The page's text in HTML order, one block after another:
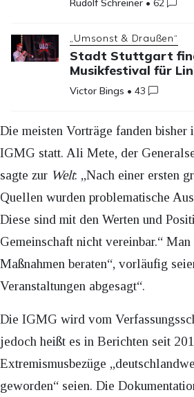
Rudolf Schreiner •62
„Umsonst & Draußen“
Stadt Stuttgart
Musikfestival für
Victor Bings •43
Die meisten Vorträge fanden bisher
IGMG statt. Ali Mete, der
sagte zur Welt: „Nach einer ersten
Quellen wurden problematische
Diese sind mit den Werten und
Gemeinschaft nicht vereinbar.“
Maßnahmen beraten“, vorläufig
Veranstaltungen abgesagt“.
Die IGMG wird vom
jedoch heißt es in Berichten seit
Extremismusbezüge
geworden“ seien. Die